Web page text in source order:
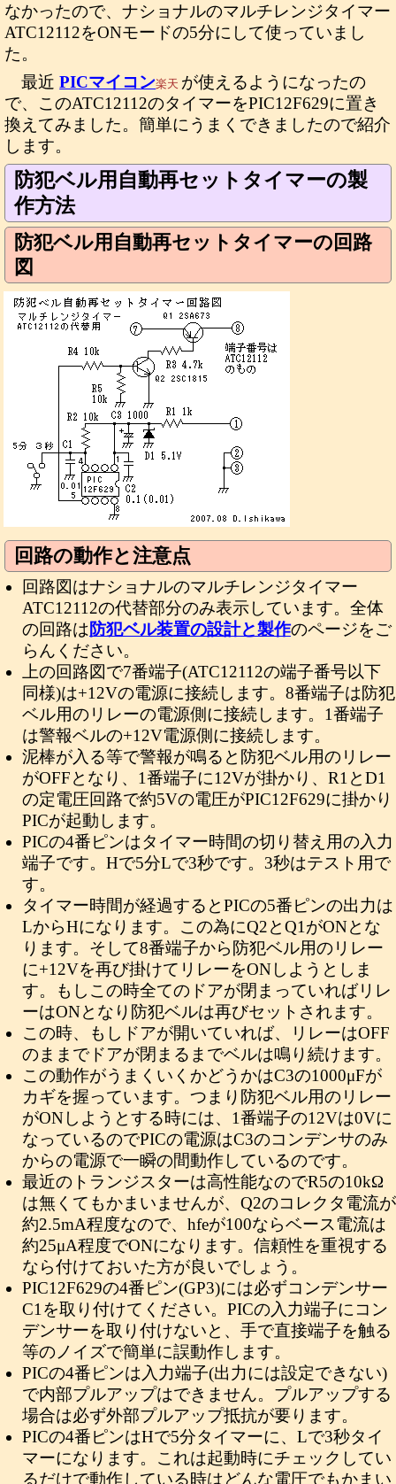
なかったので、ナショナルのマルチレンジタイマー
ATC12112をONモードの5分にして使っていまし
た。
最近PICマイコン楽天 が使えるようになったの
で、このATC12112のタイマーをPIC12F629に置き
換えてみました。簡単にうまくできましたので紹介
します。
防犯ベル用自動再セットタイマーの製
作方法
防犯ベル用自動再セットタイマーの回路
図
回路の動作と注意点
回路図はナショナルのマルチレンジタイマー
ATC12112の代替部分のみ表示しています。全体
の回路は防犯ベル装置の設計と製作のページをご
らんください。
上の回路図で7番端子(ATC12112の端子番号以下
同様)は+12Vの電源に接続します。8番端子は防犯
ベル用のリレーの電源側に接続します。1番端子
は警報ベルの+12V電源側に接続します。
泥棒が入る等で警報が鳴ると防犯ベル用のリレー
がOFFとなり、1番端子に12Vが掛かり、R1とD1
の定電圧回路で約5Vの電圧がPIC12F629に掛かり
PICが起動します。
PICの4番ピンはタイマー時間の切り替え用の入力
端子です。Hで5分Lで3秒です。3秒はテスト用で
す。
タイマー時間が経過するとPICの5番ピンの出力は
LからHになります。この為にQ2とQ1がONとな
ります。そして8番端子から防犯ベル用のリレー
に+12Vを再び掛けてリレーをONしようとしま
す。もしこの時全てのドアが閉まっていればリレ
ーはONとなり防犯ベルは再びセットされます。
この時、もしドアが開いていれば、リレーはOFF
のままでドアが閉まるまでベルは鳴り続けます。
この動作がうまくいくかどうかはC3の1000μFが
カギを握っています。つまり防犯ベル用のリレー
がONしようとする時には、1番端子の12Vは0Vに
なっているのでPICの電源はC3のコンデンサのみ
からの電源で一瞬の間動作しているのです。
最近のトランジスターは高性能なのでR5の10kΩ
は無くてもかまいませんが、Q2のコレクタ電流が
約2.5mA程度なので、hfeが100ならベース電流は
約25μA程度でONになります。信頼性を重視する
なら付けておいた方が良いでしょう。
PIC12F629の4番ピン(GP3)には必ずコンデンサー
C1を取り付けてください。PICの入力端子にコン
デンサーを取り付けないと、手で直接端子を触る
等のノイズで簡単に誤動作します。
PICの4番ピンは入力端子(出力には設定できない)
で内部プルアップはできません。プルアップする
場合は必ず外部プルアップ抵抗が要ります。
PICの4番ピンはHで5分タイマーに、Lで3秒タイ
マーになります。これは起動時にチェックしてい
るだけで動作している時はどんな電圧でもかまい